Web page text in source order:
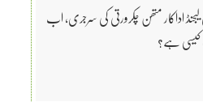
اداکار متھن چکرورتی کی سرجری، اب
ہے؟